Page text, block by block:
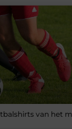
van het